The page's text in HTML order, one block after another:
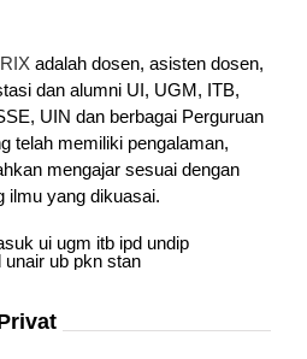
adalah dosen, asisten dosen,
dan alumni UI, UGM, ITB,
UIN dan berbagai Perguruan
telah memiliki pengalaman,
mengajar sesuai dengan
ilmu yang dikuasai.